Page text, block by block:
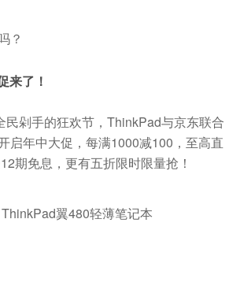
？
来了！
民剁手的狂欢节，ThinkPad与京东联合
启年中大促，每满1000减100，至高直
期免息，更有五折限时限量抢！